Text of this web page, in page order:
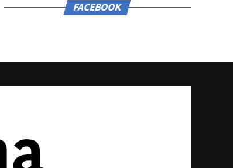
FACEBOOK